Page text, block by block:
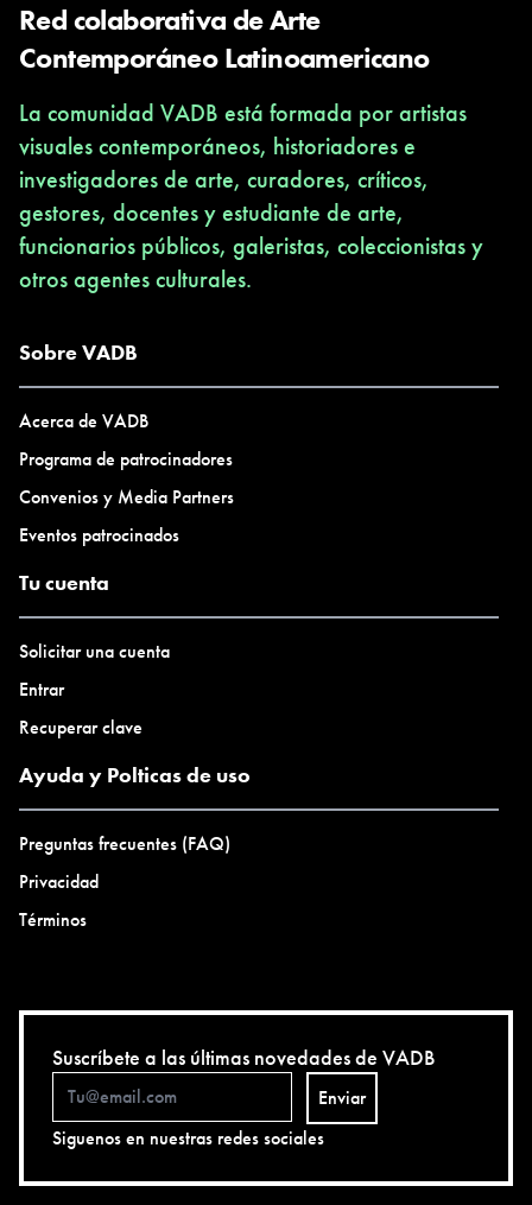
Red colaborativa de Arte
Contemporáneo Latinoamericano
La comunidad VADB está formada por artistas
visuales contemporáneos, historiadores e
investigadores de arte, curadores, críticos,
gestores, docentes y estudiante de arte,
funcionarios públicos, galeristas, coleccionistas y
otros agentes culturales.
Sobre VADB
Acerca de VADB
Programa de patrocinadores
Convenios y Media Partners
Eventos patrocinados
Tu cuenta
Solicitar una cuenta
Entrar
Recuperar clave
Ayuda y Polticas de uso
Preguntas frecuentes (FAQ)
Privacidad
Términos
Suscríbete a las últimas novedades de VADB
Enviar
Siguenos en nuestras redes sociales